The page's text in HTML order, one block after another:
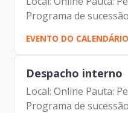
Programa de
desempenho
Dantas Jorge Pereira
Hiromoto
EVENTO DO CALENDÁRIO
Despacho interno
Local: Online Pauta:
Programa de